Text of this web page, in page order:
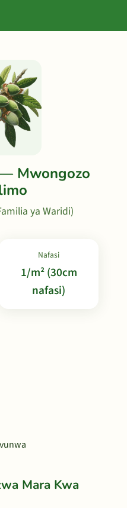
Mwongozo
ya Waridi)
Nafasi
1/m² (30cm
nafasi)
Mara Kwa